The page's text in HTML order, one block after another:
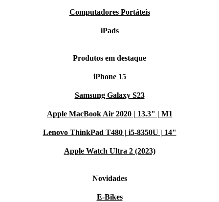
Computadores Portáteis
iPads
Produtos em destaque
iPhone 15
Samsung Galaxy S23
Apple MacBook Air 2020 | 13.3" | M1
Lenovo ThinkPad T480 | i5-8350U | 14"
Apple Watch Ultra 2 (2023)
Novidades
E-Bikes